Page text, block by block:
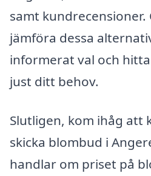
samt kundrecensioner.
jämföra dessa
informerat val och
just ditt behov.
Slutligen, kom ihåg att
skicka blombud i
handlar om priset på